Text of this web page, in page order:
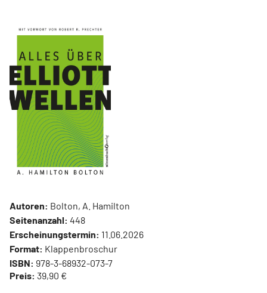
Autoren: Bolton, A. Hamilton
Seitenanzahl: 448
Erscheinungstermin: 11.06.2026
Format: Klappenbroschur
ISBN: 978-3-68932-073-7
Preis: 39,90 €